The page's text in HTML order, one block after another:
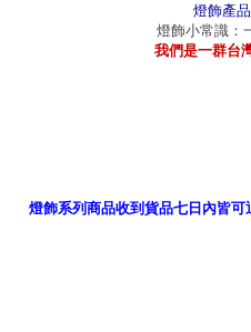
燈飾產
燈飾小常識：
我們是一群台
燈飾系列商品收到貨品七日內皆